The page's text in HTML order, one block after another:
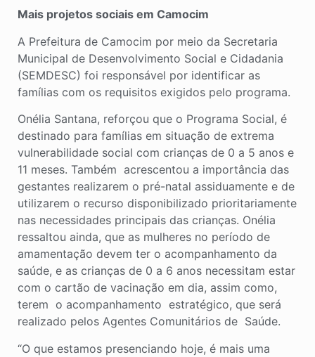
Mais projetos sociais em Camocim
A Prefeitura de Camocim por meio da Secretaria
Municipal de Desenvolvimento Social e Cidadania
(SEMDESC) foi responsável por identificar as
famílias com os requisitos exigidos pelo programa.
Onélia Santana, reforçou que o Programa Social, é
destinado para famílias em situação de extrema
vulnerabilidade social com crianças de 0 a 5 anos e
11 meses. Também acrescentou a importância das
gestantes realizarem o pré-natal assiduamente e de
utilizarem o recurso disponibilizado prioritariamente
nas necessidades principais das crianças. Onélia
ressaltou ainda, que as mulheres no período de
amamentação devem ter o acompanhamento da
saúde, e as crianças de 0 a 6 anos necessitam estar
com o cartão de vacinação em dia, assim como,
terem o acompanhamento estratégico, que será
realizado pelos Agentes Comunitários de Saúde.
“O que estamos presenciando hoje, é mais uma